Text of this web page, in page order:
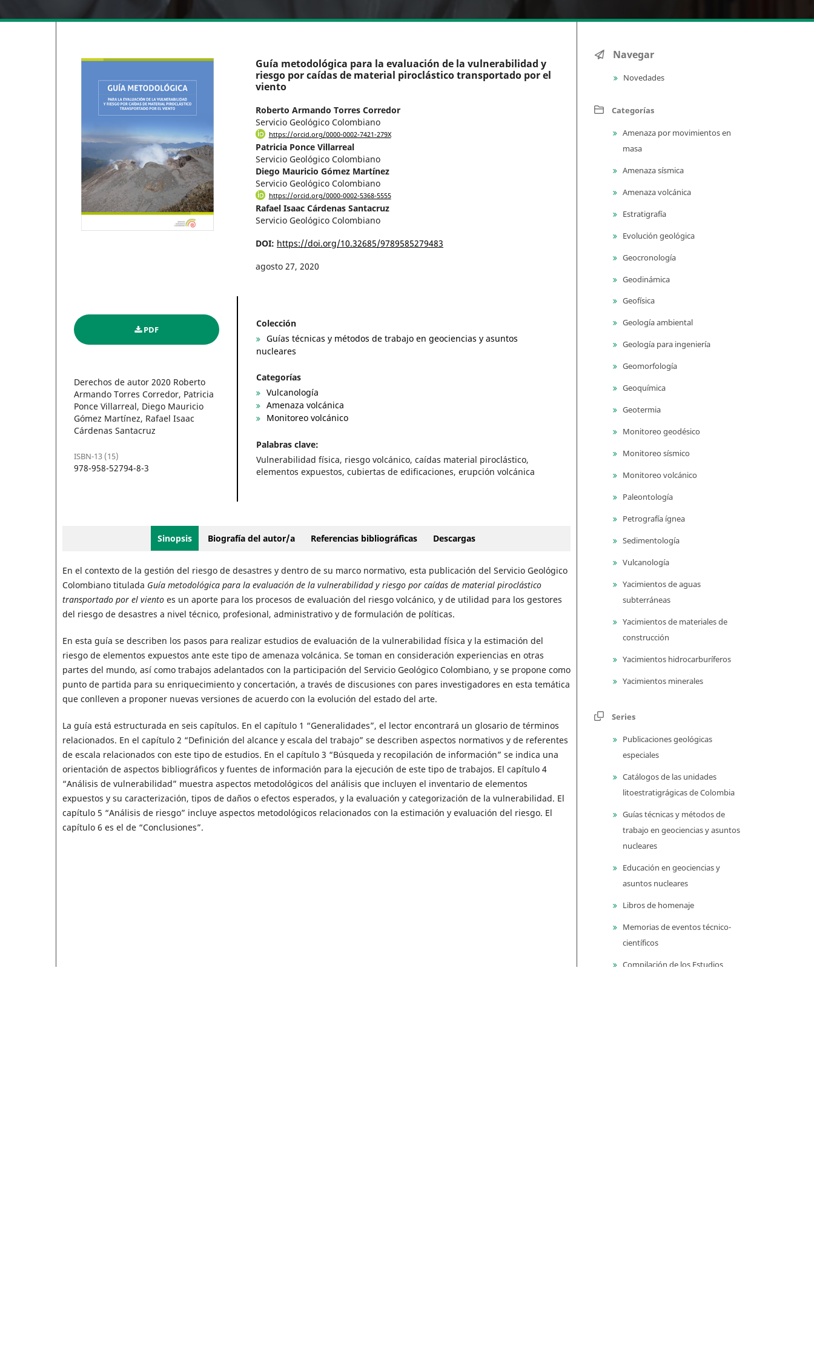
Guía metodológica para la evaluación de la vulnerabilidad y
riesgo por caídas de material piroclástico transportado por el
viento
Roberto Armando Torres Corredor
Servicio Geológico Colombiano
https://orcid.org/0000-0002-7421-279X
Patricia Ponce Villarreal
Servicio Geológico Colombiano
Diego Mauricio Gómez Martínez
Servicio Geológico Colombiano
https://orcid.org/0000-0002-5368-5555
Rafael Isaac Cárdenas Santacruz
Servicio Geológico Colombiano
DOI: https://doi.org/10.32685/9789585279483
agosto 27, 2020
PDF
Derechos de autor 2020 Roberto
Armando Torres Corredor, Patricia
Ponce Villarreal, Diego Mauricio
Gómez Martínez, Rafael Isaac
Cárdenas Santacruz
ISBN-13 (15)
978-958-52794-8-3
Colección
Guías técnicas y métodos de trabajo en geociencias y asuntos
nucleares
Categorías
Vulcanología
Amenaza volcánica
Monitoreo volcánico
Palabras clave:
Vulnerabilidad física, riesgo volcánico, caídas material piroclástico,
elementos expuestos, cubiertas de edificaciones, erupción volcánica
Sinopsis Biografía del autor/a Referencias bibliográficas Descargas
En el contexto de la gestión del riesgo de desastres y dentro de su marco normativo, esta publicación del Servicio Geológico
Colombiano titulada Guía metodológica para la evaluación de la vulnerabilidad y riesgo por caídas de material piroclástico
transportado por el vientoes un aporte para los procesos de evaluación del riesgo volcánico, y de utilidad para los gestores
del riesgo de desastres a nivel técnico, profesional, administrativo y de formulación de políticas.
En esta guía se describen los pasos para realizar estudios de evaluación de la vulnerabilidad física y la estimación del
riesgo de elementos expuestos ante este tipo de amenaza volcánica. Se toman en consideración experiencias en otras
partes del mundo, así como trabajos adelantados con la participación del Servicio Geológico Colombiano, y se propone como
punto de partida para su enriquecimiento y concertación, a través de discusiones con pares investigadores en esta temática
que conlleven a proponer nuevas versiones de acuerdo con la evolución del estado del arte.
La guía está estructurada en seis capítulos. En el capítulo 1 “Generalidades”, el lector encontrará un glosario de términos
relacionados. En el capítulo 2 “Definición del alcance y escala del trabajo” se describen aspectos normativos y de referentes
de escala relacionados con este tipo de estudios. En el capítulo 3 “Búsqueda y recopilación de información” se indica una
orientación de aspectos bibliográficos y fuentes de información para la ejecución de este tipo de trabajos. El capítulo 4
“Análisis de vulnerabilidad” muestra aspectos metodológicos del análisis que incluyen el inventario de elementos
expuestos y su caracterización, tipos de daños o efectos esperados, y la evaluación y categorización de la vulnerabilidad. El
capítulo 5 “Análisis de riesgo” incluye aspectos metodológicos relacionados con la estimación y evaluación del riesgo. El
capítulo 6 es el de “Conclusiones”.
Navegar
Novedades
Categorías
Amenaza por movimientos en
masa
Amenaza sísmica
Amenaza volcánica
Estratigrafía
Evolución geológica
Geocronología
Geodinámica
Geofísica
Geología ambiental
Geología para ingeniería
Geomorfología
Geoquímica
Geotermia
Monitoreo geodésico
Monitoreo sísmico
Monitoreo volcánico
Paleontología
Petrografía ígnea
Sedimentología
Vulcanología
Yacimientos de aguas
subterráneas
Yacimientos de materiales de
construcción
Yacimientos hidrocarburíferos
Yacimientos minerales
Series
Publicaciones geológicas
especiales
Catálogos de las unidades
litoestratigrágicas de Colombia
Guías técnicas y métodos de
trabajo en geociencias y asuntos
nucleares
Educación en geociencias y
asuntos nucleares
Libros de homenaje
Memorias de eventos técnico-
científicos
Compilación de los Estudios